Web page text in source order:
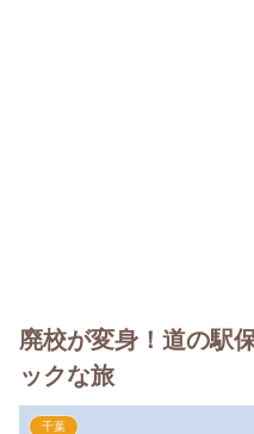
廃校が変身！道の駅
ックな旅
千葉